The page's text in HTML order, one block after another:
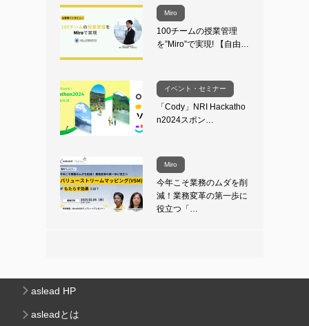
Miro
100チームの授業管理
を”Miro”で実現! 【自由…
イベント・セミナー
「Cody」NRI Hackatho
n2024スポン…
Miro
今年こそ業務のムダを削
減！業務変革の第一歩に
役立つ「…
aslead HP
asleadとは